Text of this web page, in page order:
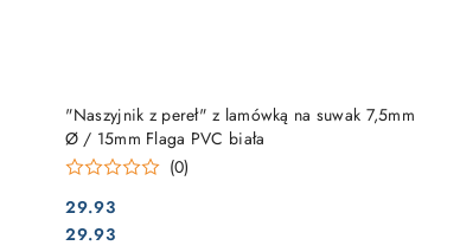
"Naszyjnik z pereł" z lamówką na suwak 7,5mm
Ø / 15mm Flaga PVC biała
(0)
Cena:
29.93
Cena:
29.93
DO KOSZYKA